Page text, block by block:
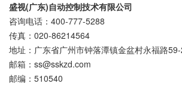
盛视(广东)自动控制技术有限公司
咨询电话：400-777-5288
传真：020-86214564
地址：广东省广州市钟落潭镇金盆村永福路
邮箱：ss@sskzd.com
邮编：510540